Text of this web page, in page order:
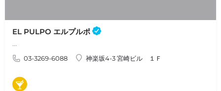
EL PULPO エルプルポ
…
03-3269-6088 神楽坂4-3 宮崎ビル １Ｆ